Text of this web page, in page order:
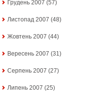
Грудень 2007 (57)
Листопад 2007 (48)
Жовтень 2007 (44)
Вересень 2007 (31)
Серпень 2007 (27)
Липень 2007 (25)